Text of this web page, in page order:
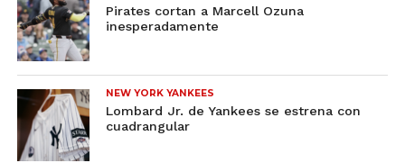
Pirates cortan a Marcell Ozuna
inesperadamente
NEW YORK YANKEES
Lombard Jr. de Yankees se estrena con
cuadrangular